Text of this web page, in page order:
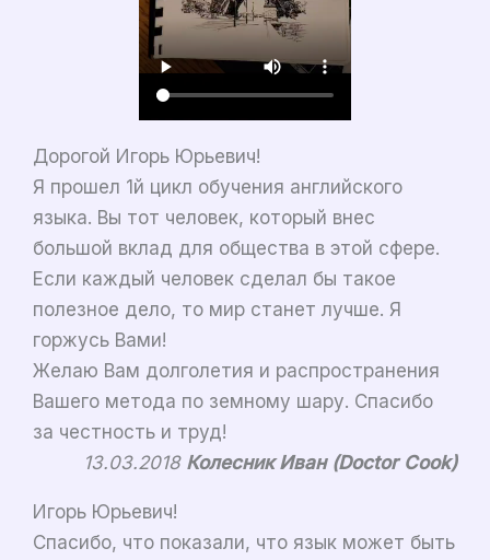
Дорогой Игорь Юрьевич!
Я прошел 1й цикл обучения английского
языка. Вы тот человек, который внес
большой вклад для общества в этой сфере.
Если каждый человек сделал бы такое
полезное дело, то мир станет лучше. Я
горжусь Вами!
Желаю Вам долголетия и распространения
Вашего метода по земному шару. Спасибо
за честность и труд!
13.03.2018 Колесник Иван (Doctor Cook)
Игорь Юрьевич!
Спасибо, что показали, что язык может быть